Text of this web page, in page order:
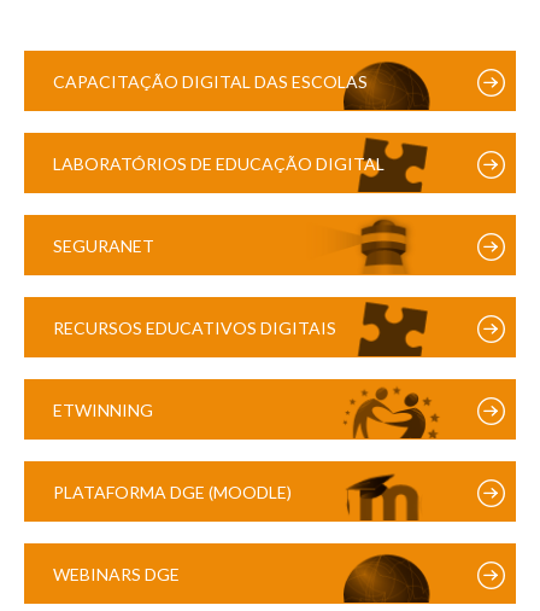
CAPACITAÇÃO DIGITAL DAS ESCOLAS
LABORATÓRIOS DE EDUCAÇÃO DIGITAL
SEGURANET
RECURSOS EDUCATIVOS DIGITAIS
ETWINNING
PLATAFORMA DGE (MOODLE)
WEBINARS DGE